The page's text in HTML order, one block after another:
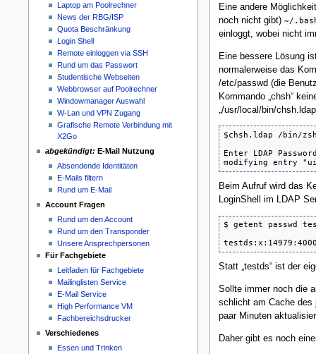
Eine andere
noch nicht gibt)~/
einloggt, wobei nicht
Eine bessere Lösung
normalerweise das
/etc/passwd (die
Kommando „chsh“
„/usr/local/bin/
$chsh.ldap /bin/
Enter LDAP
modifying entry
Beim Aufruf wird das
LoginShell im LDAP
$ getent passwd
Statt „testds“ ist der
Sollte immer noch die
schlicht am Cache des
paar Minuten
Daher gibt es noch
Laptop am Poolrechner
News der RBG/ISP
Quota Beschränkung
Login Shell
Remote einloggen via SSH
Rund um das Passwort
Studentische Webseiten
Webbrowser auf Poolrechner
Windowmanager Auswahl
W-Lan und VPN Zugang
Grafische Remote Verbindung mit
X2Go
abgekündigt: E-Mail Nutzung
Absendende Identitäten
E-Mails filtern
Rund um E-Mail
Account Fragen
Rund um den Account
Rund um den Transponder
Unsere Ansprechpersonen
Für Fachgebiete
Leitfaden für Fachgebiete
Mailinglisten Service
E-Mail Service
High Performance VM
Fachbereichsdrucker
Verschiedenes
Essen und Trinken